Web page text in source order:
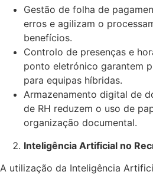
Gestão de folha de
erros e agilizam o
benefícios.
Controlo de presenças e
ponto eletrónico garantem
para equipas híbridas.
Armazenamento digital de
de RH reduzem o uso de
organização documental.
Inteligência Artificial no
A utilização da Inteligência